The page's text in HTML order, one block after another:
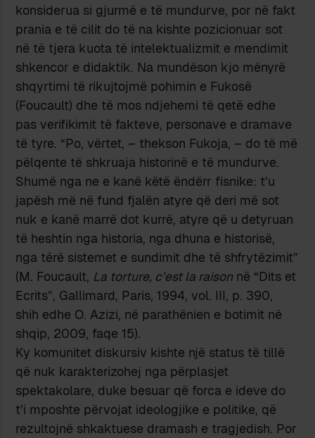
konsiderua si gjurmë e të mundurve, por në fakt
prania e të cilit do të na kishte pozicionuar sot
në të tjera kuota të intelektualizmit e mendimit
shkencor e didaktik. Na mundëson kjo mënyrë
shqyrtimi të rikujtojmë pohimin e Fukosë
(Foucault) dhe të mos ndjehemi të qetë edhe
pas verifikimit të fakteve, personave e dramave
të tyre. “Po, vërtet, – thekson Fukoja, – do të më
pëlqente të shkruaja historinë e të mundurve.
Shumë nga ne e kanë këtë ëndërr fisnike: t’u
japësh më në fund fjalën atyre që deri më sot
nuk e kanë marrë dot kurrë, atyre që u detyruan
të heshtin nga historia, nga dhuna e historisë,
nga tërë sistemet e sundimit dhe të shfrytëzimit”
(M. Foucault, La torture, c’est la raison në “Dits et
Ecrits”, Gallimard, Paris, 1994, vol. III, p. 390,
shih edhe O. Azizi, në parathënien e botimit në
shqip, 2009, faqe 15).
Ky komunitet diskursiv kishte një status të tillë
që nuk karakterizohej nga përplasjet
spektakolare, duke besuar që forca e ideve do
t’i mposhte përvojat ideologjike e politike, që
rezultojnë shkaktuese dramash e tragjedish. Por